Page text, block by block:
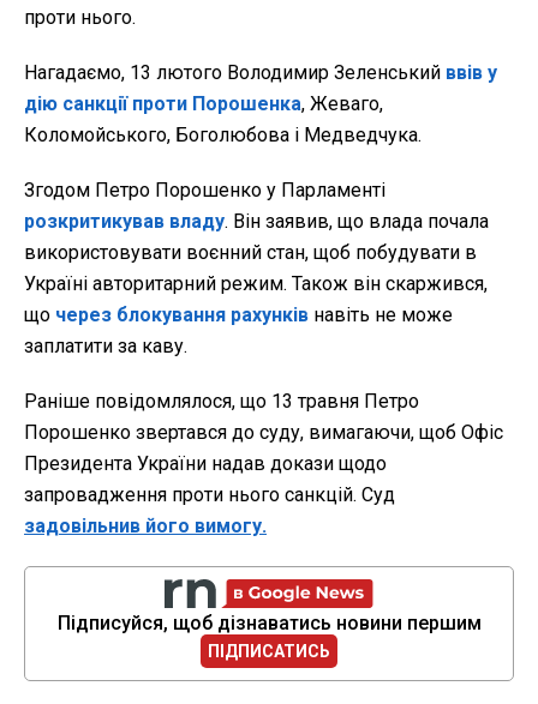
проти нього.
Нагадаємо, 13 лютого Володимир Зеленський ввів у
дію санкції проти Порошенка, Жеваго,
Коломойського, Боголюбова і Медведчука.
Згодом Петро Порошенко у Парламенті
розкритикував владу. Він заявив, що влада почала
використовувати воєнний стан, щоб побудувати в
Україні авторитарний режим. Також він скаржився,
що через блокування рахунків навіть не може
заплатити за каву.
Раніше повідомлялося, що 13 травня Петро
Порошенко звертався до суду, вимагаючи, щоб Офіс
Президента України надав докази щодо
запровадження проти нього санкцій. Суд
задовільнив його вимогу.
Підписуйся, щоб дізнаватись новини першим
ПІДПИСАТИСЬ